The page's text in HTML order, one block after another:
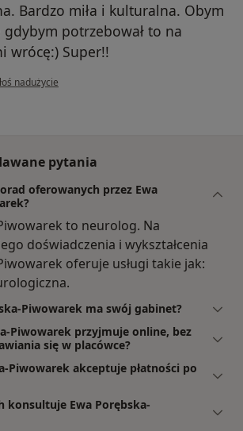
Bardzo miła i kulturalna. Obym
gdybym potrzebował to na
wrócę:) Super!!
użytkownika Konto zostało usunięte
nadużycie
pytania
oferowanych przez Ewa
to neurolog. Na
doświadczenia i wykształcenia
oferuje usługi takie jak:
Piwowarek ma swój gabinet?
Piwowarek przyjmuje online, bez
się w placówce?
Piwowarek akceptuje płatności po
konsultuje Ewa Porębska-